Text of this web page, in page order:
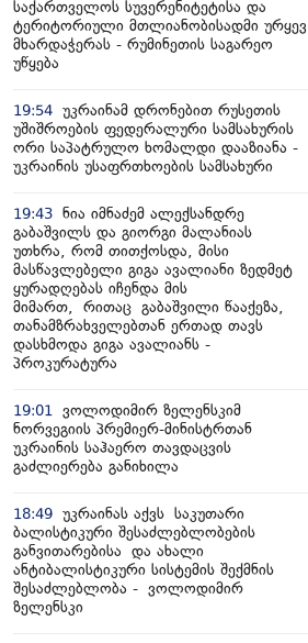
საქართველოს სუვერენიტეტისა და
ტერიტორიული მთლიანობისადმი ურყევ
მხარდაჭერას - რუმინეთის საგარეო
უწყება
19:54 უკრაინამ დრონებით რუსეთის
უშიშროების ფედერალური სამსახურის
ორი საპატრულო ხომალდი დააზიანა -
უკრაინის უსაფრთხოების სამსახური
19:43 ნია იმნაძემ ალექსანდრე
გაბაშვილს და გიორგი მალანიას
უთხრა, რომ თითქოსდა, მისი
მასწავლებელი გიგა ავალიანი ზედმეტ
ყურადღებას იჩენდა მის
მიმართ, რითაც გაბაშვილი წააქეზა,
თანამზრახველებთან ერთად თავს
დასხმოდა გიგა ავალიანს -
პროკურატურა
19:01
ვოლოდიმირ ზელენსკიმ
ნორვეგიის პრემიერ-მინისტრთან
უკრაინის საჰაერო თავდაცვის
გაძლიერება განიხილა
18:49 უკრაინას აქვს საკუთარი
ბალისტიკური შესაძლებლობების
განვითარებისა და ახალი
ანტიბალისტიკური სისტემის შექმნის
შესაძლებლობა - ვოლოდიმირ
ზელენსკი